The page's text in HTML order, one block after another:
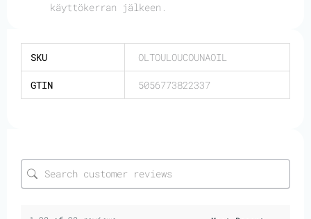
käyttökerran jälkeen.
SKU OLTOULOUCOUNAOIL
GTIN 5056773822337